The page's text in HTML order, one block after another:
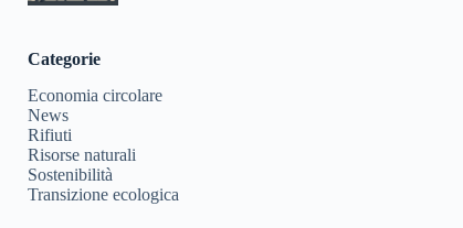
Categorie
Economia circolare
News
Rifiuti
Risorse naturali
Sostenibilità
Transizione ecologica